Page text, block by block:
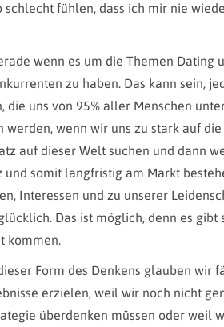
schlecht fühlen, dass ich mir nie
wenn es um die Themen Dating
zu haben. Das kann sein,
die uns von 95% aller Menschen
werden, wenn wir uns zu stark auf
auf dieser Welt suchen und dann
und somit langfristig am Markt
Interessen und zu unserer
Das ist möglich, denn es
kommen.
Form des Denkens glauben wir
erzielen, weil wir noch nicht
überdenken müssen oder weil